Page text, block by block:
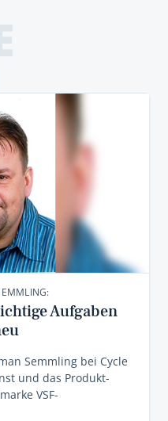
Aufgaben
Semmling bei Cycle
und das Produkt-
VSF-